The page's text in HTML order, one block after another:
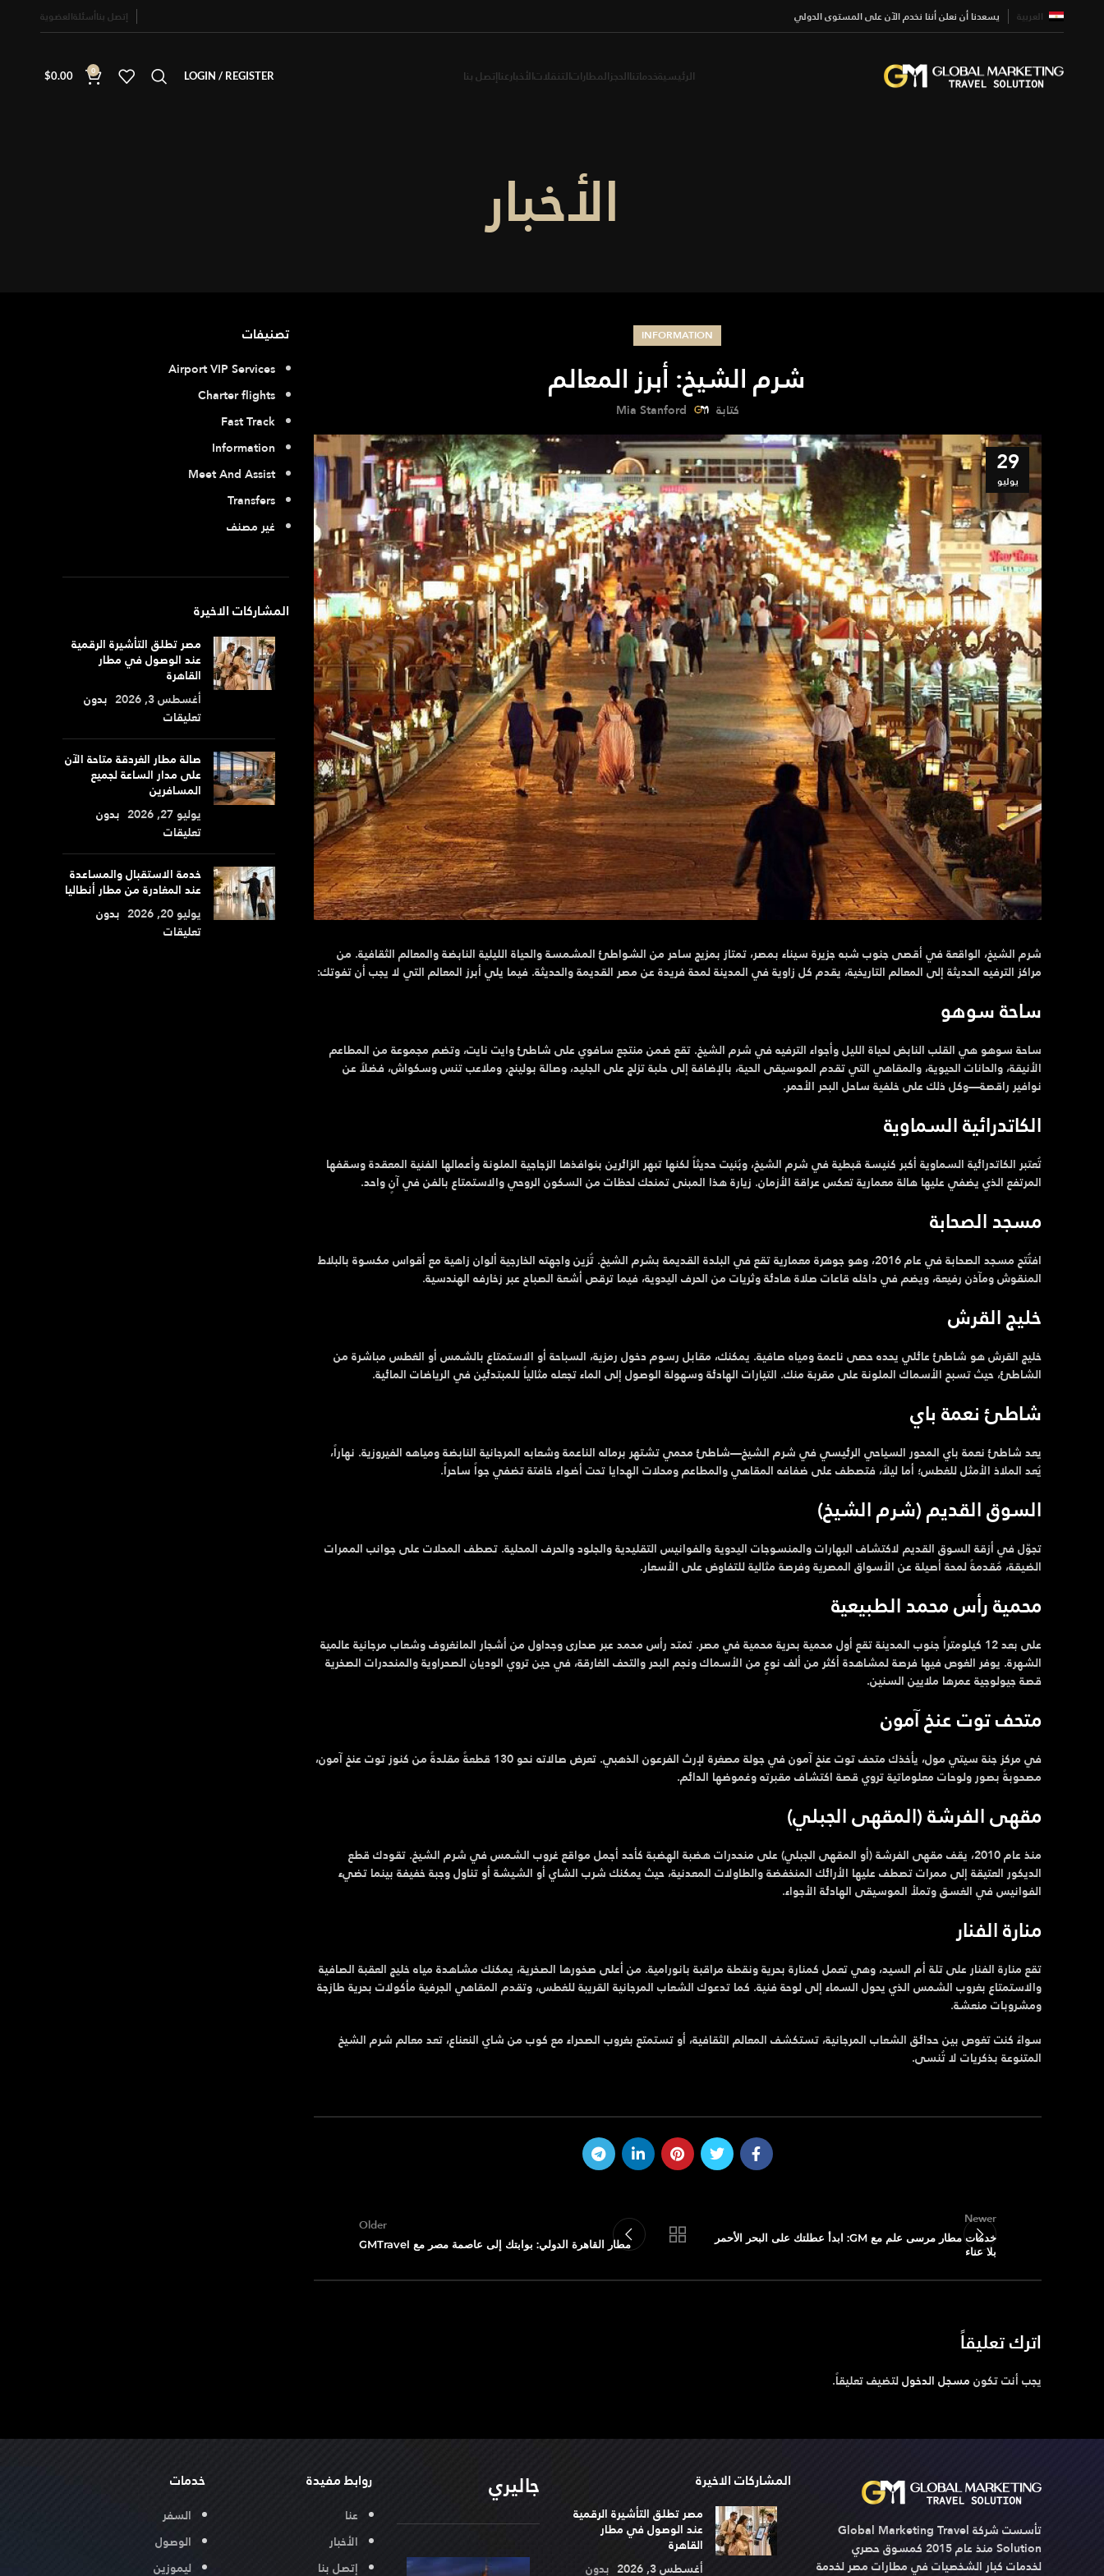
العربية يسعدنا أن نعلن أننا نخدم الآن على المستوى الدولي إتصل بناأسئلةالعضوية
الرئيسيةخدماتناالحجزالمطاراتالتنقلاتالأخبارعناإتصل بنا LOGIN / REGISTER
0
$0.00
الأخبار
INFORMATION
شرم الشيخ: أبرز المعالم
كتابة Mia Stanford
29
يوليو
شرم الشيخ، الواقعة في أقصى جنوب شبه جزيرة سيناء بمصر، تمتاز بمزيج ساحر من الشواطئ المشمسة والحياة الليلية النابضة والمعالم الثقافية. من
مراكز الترفيه الحديثة إلى المعالم التاريخية، يقدم كل زاوية في المدينة لمحة فريدة عن مصر القديمة والحديثة. فيما يلي أبرز المعالم التي لا يجب أن تفوتك:
ساحة سوهو
ساحة سوهو هي القلب النابض لحياة الليل وأجواء الترفيه في شرم الشيخ. تقع ضمن منتجع سافوي على شاطئ وايت نايت، وتضم مجموعة من المطاعم
الأنيقة، والحانات الحيوية، والمقاهي التي تقدم الموسيقى الحية، بالإضافة إلى حلبة تزلج على الجليد، وصالة بولينج، وملاعب تنس وسكواش، فضلاً عن
نوافير راقصة—وكل ذلك على خلفية ساحل البحر الأحمر.
الكاتدرائية السماوية
تُعتبر الكاتدرائية السماوية أكبر كنيسة قبطية في شرم الشيخ، وبُنيت حديثاً لكنها تبهر الزائرين بنوافذها الزجاجية الملونة وأعمالها الفنية المعقدة وسقفها
المرتفع الذي يضفي عليها هالة معمارية تعكس عراقة الأزمان. زيارة هذا المبنى تمنحك لحظات من السكون الروحي والاستمتاع بالفن في آنٍ واحد.
مسجد الصحابة
افتُتح مسجد الصحابة في عام 2016، وهو جوهرة معمارية تقع في البلدة القديمة بشرم الشيخ. تُزين واجهته الخارجية ألوان زاهية مع أقواس مكسوة بالبلاط
المنقوش ومآذن رفيعة، ويضم في داخله قاعات صلاة هادئة وثريات من الحرف اليدوية، فيما ترقص أشعة الصباح عبر زخارفه الهندسية.
خليج القرش
خليج القرش هو شاطئ عائلي يحده حصى ناعمة ومياه صافية. يمكنك، مقابل رسوم دخول رمزية، السباحة أو الاستمتاع بالشمس أو الغطس مباشرة من
الشاطئ، حيث تسبح الأسماك الملونة على مقربة منك. التيارات الهادئة وسهولة الوصول إلى الماء تجعله مثالياً للمبتدئين في الرياضات المائية.
شاطئ نعمة باي
يعد شاطئ نعمة باي المحور السياحي الرئيسي في شرم الشيخ—شاطئ محمي تشتهر برماله الناعمة وشعابه المرجانية النابضة ومياهه الفيروزية. نهاراً،
يُعد الملاذ الأمثل للغطس؛ أما ليلاً، فتصطف على ضفافه المقاهي والمطاعم ومحلات الهدايا تحت أضواء خافتة تضفي جواً ساحراً.
السوق القديم (شرم الشيخ)
تجوّل في أزقة السوق القديم لاكتشاف البهارات والمنسوجات اليدوية والفوانيس التقليدية والجلود والحرف المحلية. تصطف المحلات على جوانب الممرات
الضيقة، مُقدمةً لمحة أصيلة عن الأسواق المصرية وفرصة مثالية للتفاوض على الأسعار.
محمية رأس محمد الطبيعية
على بعد 12 كيلومتراً جنوب المدينة تقع أول محمية بحرية محمية في مصر. تمتد رأس محمد عبر صحارى وجداول من أشجار المانغروف وشعاب مرجانية عالمية
الشهرة. يوفر الغوص فيها فرصة لمشاهدة أكثر من ألف نوعٍ من الأسماك ونجم البحر والتحف الغارقة، في حين تروي الوديان الصحراوية والمنحدرات الصخرية
قصة جيولوجية عمرها ملايين السنين.
متحف توت عنخ آمون
في مركز جنة سيتي مول، يأخذك متحف توت عنخ آمون في جولة مصغرة لإرث الفرعون الذهبي. تعرض صالاته نحو 130 قطعةً مقلدةً من كنوز توت عنخ آمون،
مصحوبةً بصور ولوحات معلوماتية تروي قصة اكتشاف مقبرته وغموضها الدائم.
مقهى الفرشة (المقهى الجبلي)
منذ عام 2010، يقف مقهى الفرشة (أو المقهى الجبلي) على منحدرات هضبة الهضبة كأحد أجمل مواقع غروب الشمس في شرم الشيخ. تقودك قطع
الديكور العتيقة إلى ممرات تصطف عليها الأرائك المنخفضة والطاولات المعدنية، حيث يمكنك شرب الشاي أو الشيشة أو تناول وجبة خفيفة بينما تضيء
الفوانيس في الغسق وتملأ الموسيقى الهادئة الأجواء.
منارة الفنار
تقع منارة الفنار على تلة أم السيد، وهي تعمل كمنارة بحرية ونقطة مراقبة بانورامية. من أعلى صخورها الصخرية، يمكنك مشاهدة مياه خليج العقبة الصافية
والاستمتاع بغروب الشمس الذي يحول السماء إلى لوحة فنية. كما تدعوك الشعاب المرجانية القريبة للغطس، وتقدم المقاهي الجرفية مأكولات بحرية طازجة
ومشروبات منعشة.
سواءً كنت تغوص بين حدائق الشعاب المرجانية، تستكشف المعالم الثقافية، أو تستمتع بغروب الصحراء مع كوب من شاي النعناع، تعد معالم شرم الشيخ
المتنوعة بذكريات لا تُنسى.
Newer
خدمات مطار مرسى علم مع GM: ابدأ عطلتك على البحر الأحمر
بلا عناء
Older
مطار القاهرة الدولي: بوابتك إلى عاصمة مصر مع GMTravel
اترك تعليقاً
يجب أنت تكونمسجل الدخوللتضيف تعليقاً.
تصنيفات
Airport VIP Services
Charter flights
Fast Track
Information
Meet And Assist
Transfers
غير مصنف
المشاركات الاخيرة
مصر تطلق التأشيرة الرقمية
عند الوصول في مطار
القاهرة
أغسطس 3, 2026
بدون
تعليقات
صالة مطار الغردقة متاحة الآن
على مدار الساعة لجميع
المسافرين
يوليو 27, 2026
بدون
تعليقات
خدمة الاستقبال والمساعدة
عند المغادرة من مطار أنطاليا
يوليو 20, 2026
بدون
تعليقات
تأسست شركة Global Marketing Travel
Solution منذ عام 2015 كمسوق حصري
لخدمات كبار الشخصيات في مطارات مصر لخدمة
المشاركات الاخيرة
مصر تطلق التأشيرة الرقمية
عند الوصول في مطار
القاهرة
أغسطس 3, 2026
بدون
جاليري روابط مفيدة
عنا
الأخبار
إتصل بنا
خدمات
السفر
الوصول
ليموزين